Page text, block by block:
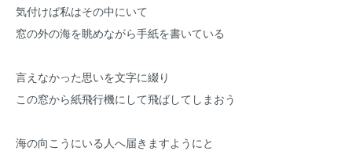
気付けば私はその中にいて
窓の外の海を眺めながら手紙を書いている
言えなかった思いを文字に綴り
この窓から紙飛行機にして飛ばしてしまおう
海の向こうにいる人へ届きますようにと